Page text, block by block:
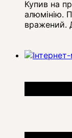
Купив на
алюмінію.
вражений.